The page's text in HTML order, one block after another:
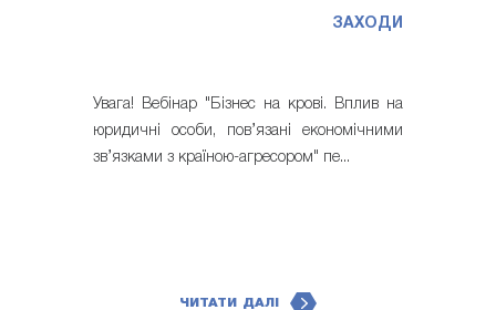
ЗАХОДИ
Увага! Вебінар "Бізнес на крові. Вплив на
юридичні особи, пов’язані економічними
зв’язками з країною-агресором" пе...
ЧИТАТИ ДАЛІ